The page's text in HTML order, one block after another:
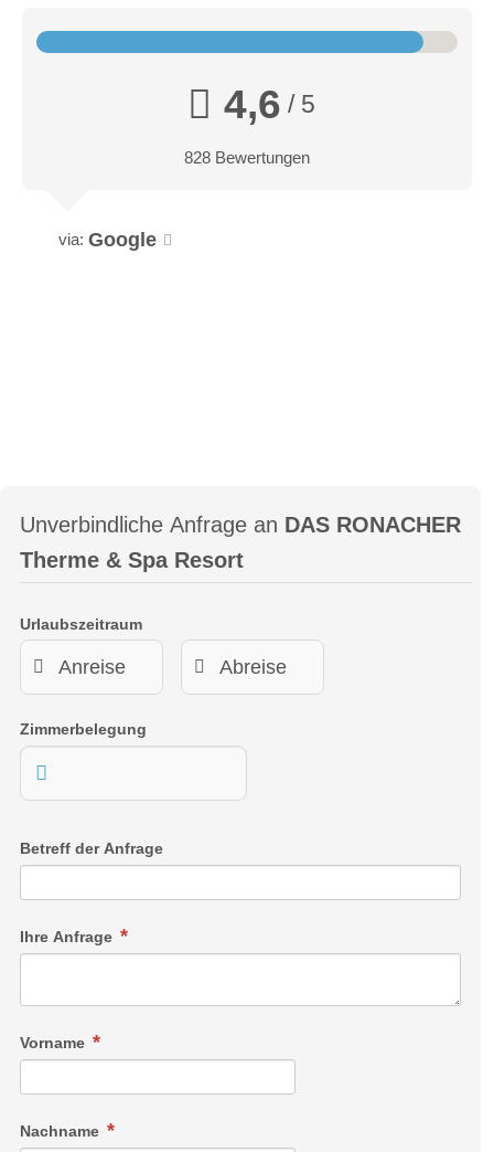
4,6 / 5
828 Bewertungen
via: Google
Unverbindliche Anfrage an DAS RONACHER
Therme & Spa Resort
Urlaubszeitraum
Zimmerbelegung
Betreff der Anfrage
Ihre Anfrage
Vorname
Nachname